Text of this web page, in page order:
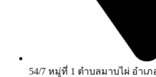
54/7 หมู่ที่ 1 ตำบลมาบไผ่ อำเ